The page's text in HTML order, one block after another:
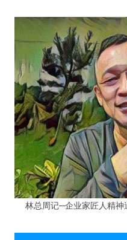
林总周记─企业家匠人精